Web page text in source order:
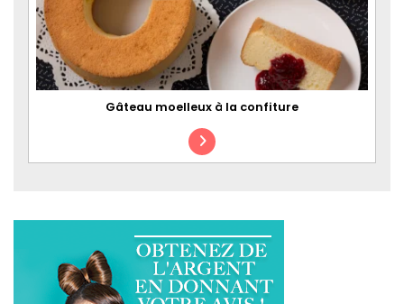
Gâteau moelleux à la confiture